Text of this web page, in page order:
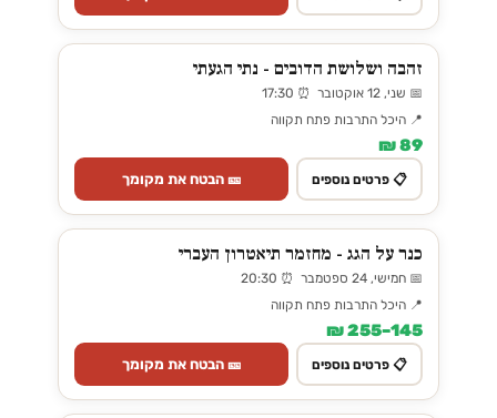
זהבה ושלושת הדובים - נתי הגעתי
📅 שני, 12 אוקטובר ⏰ 17:30
📍 היכל התרבות פתח תקווה
89 ₪
📋 פרטים נוספים 🎫 הבטח את מקומך
כנר על הגג - מחזמר תיאטרון העברי
📅 חמישי, 24 ספטמבר ⏰ 20:30
📍 היכל התרבות פתח תקווה
145–255 ₪
📋 פרטים נוספים 🎫 הבטח את מקומך